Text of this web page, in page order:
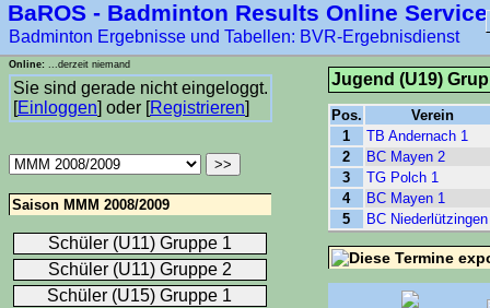
****-1
BaROS - Badminton Results Online Service
Badminton Ergebnisse und Tabellen: BVR-Ergebnisdienst
Jugend (U19)
Pos.
Verein
1
TB Andernach 1
2
BC Mayen 2
3
TG Polch 1
4
BC Mayen 1
5
BC
Saison MMM 2008/2009
Schüler (U11) Gruppe 1
Schüler (U11) Gruppe 2
Schüler (U15) Gruppe 1
Online: ...derzeit niemand
Sie sind gerade nicht eingeloggt.
[Einloggen] oder [Registrieren]